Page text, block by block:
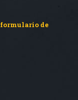
formulario de